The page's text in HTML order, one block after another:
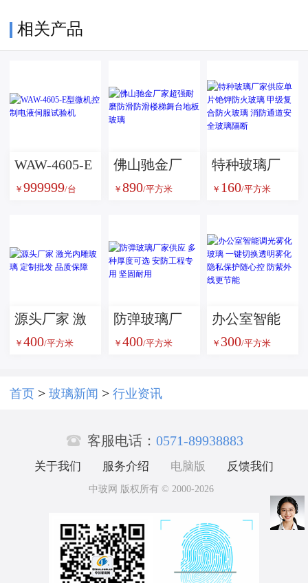
相关产品
WAW-4605-E
型微机控制
￥ 999999/台
佛山驰金厂
家超强耐磨
玻璃
￥ 890/平方米
特种玻璃厂
家供应单片
璃 甲级复合
防火玻璃 消
防通道安全
￥ 160/平方米
源头厂家 激
光内雕玻璃
质保障
￥ 400/平方米
防弹玻璃厂
家供应 多种
防工程专用
￥ 400/平方米
办公室智能
调光雾化玻
控 防紫外线
更节能
￥ 300/平方米
首页 > 玻璃新闻 > 行业资讯
 客服电话： 0571-89938883
关于我们 服务介绍 电脑版 反馈我们
中玻网 版权所有 © 2000-2026